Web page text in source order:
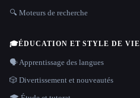
🔍 Moteurs de recherche
🎓ÉDUCATION ET STYLE DE VIE
🗣️ Apprentissage des langues
🎲 Divertissement et nouveautés